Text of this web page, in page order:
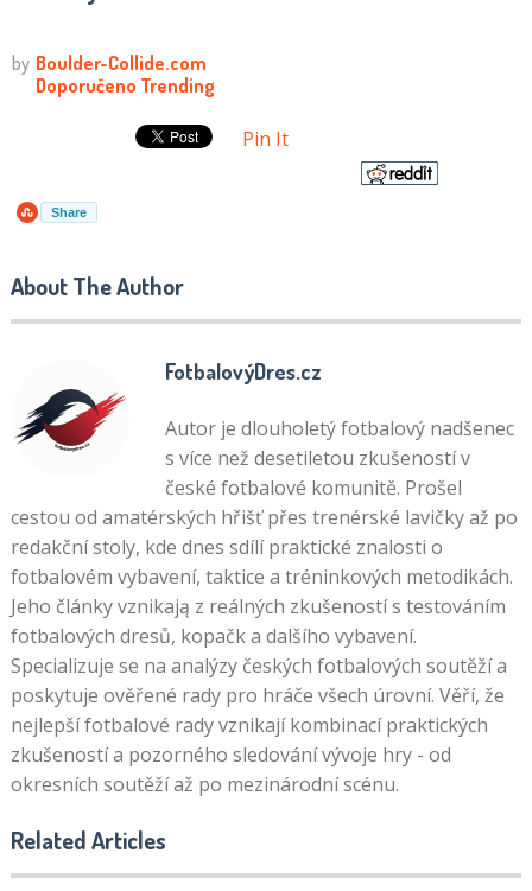
Pin It
Share
About The Author
FotbalovýDres.cz
Autor je dlouholetý fotbalový nadšenec
s více než desetiletou zkušeností v
české fotbalové komunitě. Prošel
cestou od amatérských hřišť přes trenérské lavičky až po
redakční stoly, kde dnes sdílí praktické znalosti o
fotbalovém vybavení, taktice a tréninkových metodikách.
Jeho články vznikają z reálných zkušeností s testováním
fotbalových dresů, kopačk a dalšího vybavení.
Specializuje se na analýzy českých fotbalových soutěží a
poskytuje ověřené rady pro hráče všech úrovní. Věří, že
nejlepší fotbalové rady vznikají kombinací praktických
zkušeností a pozorného sledování vývoje hry - od
okresních soutěží až po mezinárodní scénu.
Related Articles